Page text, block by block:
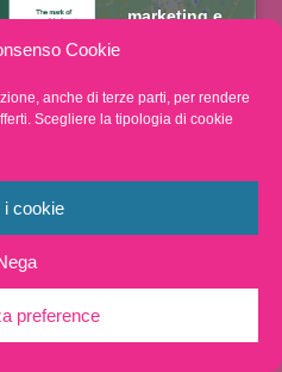
Cookie
anche di terze parti, per rendere
Scegliere la tipologia di cookie
i cookie
preference
marketing e
abilitare questo
you
Policy